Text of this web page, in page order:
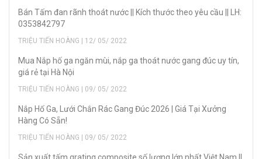
Bán Tấm đan rãnh thoát nước || Kích thước theo yêu cầu || LH:
0353842797
TRIỆU TIẾN HOÀNG | 12/ 05/ 2022
Mua Nắp hố ga ngăn mùi, nắp ga thoát nước gang đúc uy tín,
giá rẻ tại Hà Nội
TRIỆU TIẾN HOÀNG | 09/ 05/ 2022
Nắp Hố Ga, Lưới Chắn Rác Gang Đúc 2026 | Giá Tại Xưởng
Hàng Có Sẵn!
TRIỆU TIẾN HOÀNG | 09/ 05/ 2022